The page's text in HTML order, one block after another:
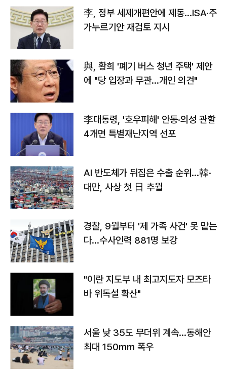
李, 정부 세제개편안에 제동…ISA·주
가누르기안 재검토 지시
與, 황희 '폐기 버스 청년 주택' 제안
에 "당 입장과 무관…개인 의견"
李대통령, '호우피해' 안동·의성 관할
4개면 특별재난지역 선포
AI 반도체가 뒤집은 수출 순위…韓·
대만, 사상 첫 日 추월
경찰, 9월부터 '제 가족 사건' 못 맡는
다…수사인력 881명 보강
"이란 지도부 내 최고지도자 모즈타
바 위독설 확산"
서울 낮 35도 무더위 계속…동해안
최대 150㎜ 폭우